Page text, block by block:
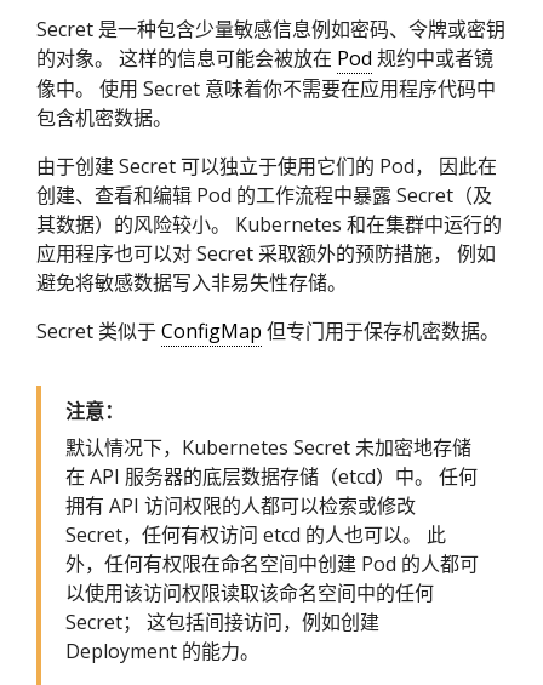
Secret 是一种包含少量敏感信息例如密码、令牌或密钥
的对象。 这样的信息可能会被放在 Pod 规约中或者镜
像中。 使用 Secret 意味着你不需要在应用程序代码中
包含机密数据。
由于创建 Secret 可以独立于使用它们的 Pod， 因此在
创建、查看和编辑 Pod 的工作流程中暴露 Secret（及
其数据）的风险较小。 Kubernetes 和在集群中运行的
应用程序也可以对 Secret 采取额外的预防措施， 例如
避免将敏感数据写入非易失性存储。
Secret 类似于ConfigMap 但专门用于保存机密数据。
注意：
默认情况下，Kubernetes Secret 未加密地存储
在 API 服务器的底层数据存储（etcd）中。 任何
拥有 API 访问权限的人都可以检索或修改
Secret，任何有权访问 etcd 的人也可以。 此
外，任何有权限在命名空间中创建 Pod 的人都可
以使用该访问权限读取该命名空间中的任何
Secret； 这包括间接访问，例如创建
Deployment 的能力。